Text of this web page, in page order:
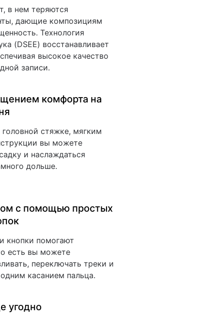
в нем теряются
дающие композициям
Технология
(DSEE) восстанавливает
высокое качество
записи.
комфорта на
стяжке, мягким
вы можете
и наслаждаться
дольше.
с помощью простых
кнопки помогают
есть вы можете
переключать треки и
касанием пальца.
угодно